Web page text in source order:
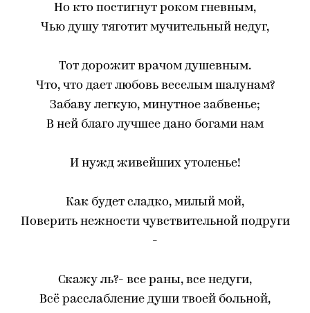
Но кто постигнут роком гневным,
Чью душу тяготит мучительный недуг,
Тот дорожит врачом душевным.
Что, что дает любовь веселым шалунам?
Забаву легкую, минутное забвенье;
В ней благо лучшее дано богами нам
И нужд живейших утоленье!
Как будет сладко, милый мой,
Поверить нежности чувствительной подруги
-
Скажу ль?- все раны, все недуги,
Всё расслабление души твоей больной,